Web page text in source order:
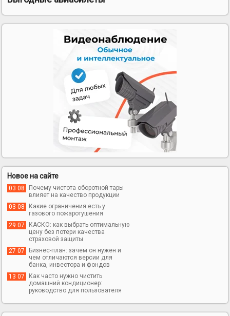
Новое на сайте
03 08
Почему чистота оборотной тары
влияет на качество продукции
03 08
Какие ограничения есть у
газового пожаротушения
29 07
КАСКО: как выбрать оптимальную
цену без потери качества
страховой защиты
27 07
Бизнес-план: зачем он нужен и
чем отличаются версии для
банка, инвестора и фондов
13 07
Как часто нужно чистить
домашний кондиционер:
руководство для пользователя